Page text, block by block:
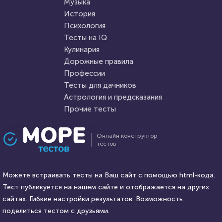
Пройти тест
9 августа 2021 27136
Психология
Awdienko HTML - код
8 октября 2021
Проходили 16260 раз
Тест на стервозность
Онлайн конструктор
тестов
Можете встраивать тесты на Ваш сайт с помощью html-кода.
Тест публикуется на нашем сайте и отображается на других
сайтах. Гибкие настройки результатов. Возможность
поделиться тестом с друзьями.
Музыка
История
Психология
Тесты на IQ
Кулинария
Дорожные правила
Профессии
Тесты для дачников
Астрология и предсказания
Прочие тесты